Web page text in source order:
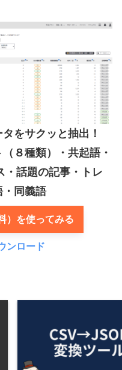
をサクッと抽出！
８種類）・共起語・
・話題の記事・トレ
・同義語
）を使ってみる
ンロード